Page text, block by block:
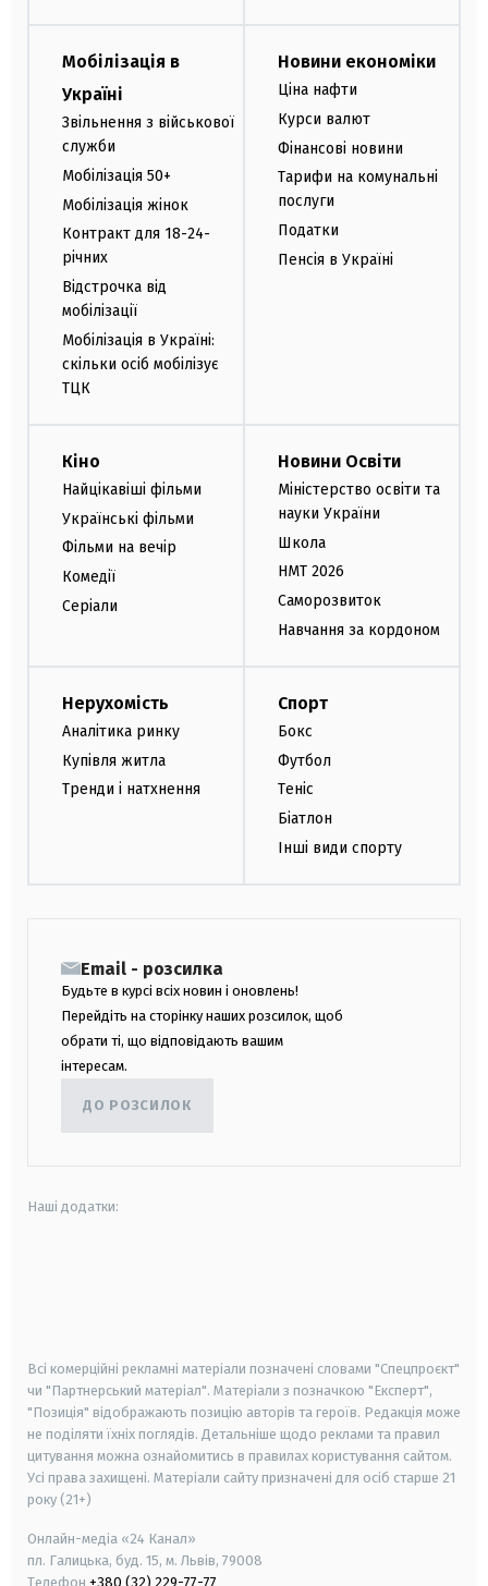
Мобілізація в
Україні
Звільнення з військової
служби
Мобілізація 50+
Мобілізація жінок
Контракт для 18-24-
річних
Відстрочка від
мобілізації
Мобілізація в Україні:
скільки осіб мобілізує
ТЦК
Новини економіки
Ціна нафти
Курси валют
Фінансові новини
Тарифи на комунальні
послуги
Податки
Пенсія в Україні
Кіно
Найцікавіші фільми
Українські фільми
Фільми на вечір
Комедії
Серіали
Новини Освіти
Міністерство освіти та
науки України
Школа
НМТ 2026
Саморозвиток
Навчання за кордоном
Нерухомість
Аналітика ринку
Купівля житла
Тренди і натхнення
Спорт
Бокс
Футбол
Теніс
Біатлон
Інші види спорту
Email - розсилка
Будьте в курсі всіх новин і оновлень!
Перейдіть на сторінку наших розсилок, щоб
обрати ті, що відповідають вашим
інтересам.
ДО РОЗСИЛОК
Наші додатки:
Всі комерційні рекламні матеріали позначені словами "Спецпроєкт"
чи "Партнерський матеріал". Матеріали з позначкою "Експерт",
"Позиція" відображають позицію авторів та героїв. Редакція може
не поділяти їхніх поглядів. Детальніше щодо реклами та правил
цитування можна ознайомитись в правилах користування сайтом.
Усі права захищені. Матеріали сайту призначені для осіб старше 21
року (21+)
Онлайн-медіа «24 Канал»
пл. Галицька, буд. 15, м. Львів, 79008
Телефон +380 (32) 229-77-77